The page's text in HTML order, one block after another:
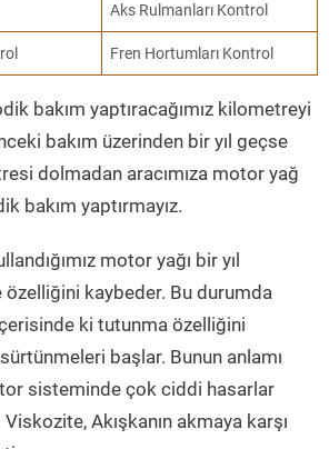
Aks Rulmanları Kontrol
Fren Hortumları Kontrol
bakım yaptıracağımız kilometreyi
bakım üzerinden bir yıl geçse
dolmadan aracımıza motor yağ
bakım yaptırmayız.
motor yağı bir yıl
kaybeder. Bu durumda
ki tutunma özelliğini
başlar. Bunun anlamı
sisteminde çok ciddi hasarlar
Akışkanın akmaya karşı